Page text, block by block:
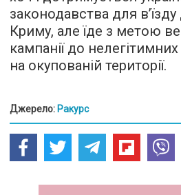
законодавства для
Криму, але їде з метою
кампанії до
на окупованій території.
Джерело: Ракурс